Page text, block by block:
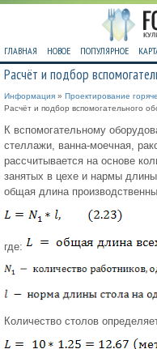
ГЛАВНАЯ НОВОЕ ПОПУЛЯРНОЕ
Расчёт и подбор
Информация » Проектирование
Расчёт и подбор вспомогательного
К вспомогательному
стеллажи, ванна-моечная,
рассчитывается на основе
занятых в цехе и нармы
общая длина
где:
Количество столов